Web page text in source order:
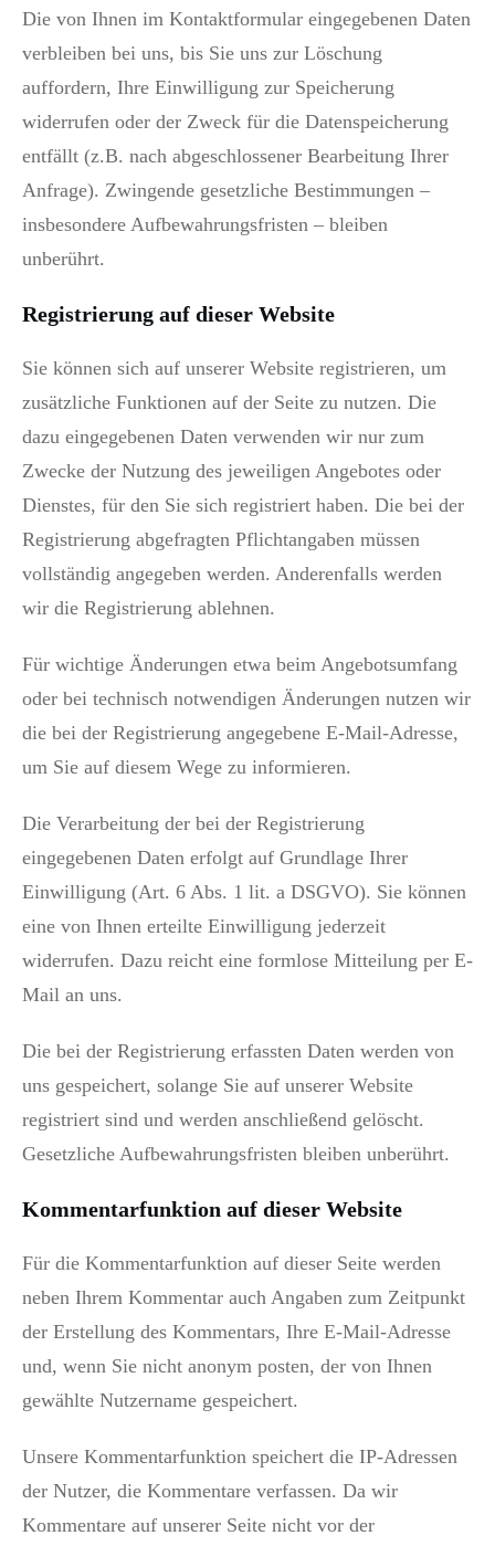
Die von Ihnen im Kontaktformular eingegebenen Daten
verbleiben bei uns, bis Sie uns zur Löschung
auffordern, Ihre Einwilligung zur Speicherung
widerrufen oder der Zweck für die Datenspeicherung
entfällt (z.B. nach abgeschlossener Bearbeitung Ihrer
Anfrage). Zwingende gesetzliche Bestimmungen –
insbesondere Aufbewahrungsfristen – bleiben
unberührt.
Registrierung auf dieser Website
Sie können sich auf unserer Website registrieren, um
zusätzliche Funktionen auf der Seite zu nutzen. Die
dazu eingegebenen Daten verwenden wir nur zum
Zwecke der Nutzung des jeweiligen Angebotes oder
Dienstes, für den Sie sich registriert haben. Die bei der
Registrierung abgefragten Pflichtangaben müssen
vollständig angegeben werden. Anderenfalls werden
wir die Registrierung ablehnen.
Für wichtige Änderungen etwa beim Angebotsumfang
oder bei technisch notwendigen Änderungen nutzen wir
die bei der Registrierung angegebene E-Mail-Adresse,
um Sie auf diesem Wege zu informieren.
Die Verarbeitung der bei der Registrierung
eingegebenen Daten erfolgt auf Grundlage Ihrer
Einwilligung (Art. 6 Abs. 1 lit. a DSGVO). Sie können
eine von Ihnen erteilte Einwilligung jederzeit
widerrufen. Dazu reicht eine formlose Mitteilung per E-
Mail an uns.
Die bei der Registrierung erfassten Daten werden von
uns gespeichert, solange Sie auf unserer Website
registriert sind und werden anschließend gelöscht.
Gesetzliche Aufbewahrungsfristen bleiben unberührt.
Kommentarfunktion auf dieser Website
Für die Kommentarfunktion auf dieser Seite werden
neben Ihrem Kommentar auch Angaben zum Zeitpunkt
der Erstellung des Kommentars, Ihre E-Mail-Adresse
und, wenn Sie nicht anonym posten, der von Ihnen
gewählte Nutzername gespeichert.
Unsere Kommentarfunktion speichert die IP-Adressen
der Nutzer, die Kommentare verfassen. Da wir
Kommentare auf unserer Seite nicht vor der